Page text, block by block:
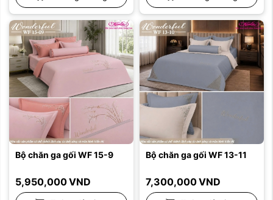
Bộ chăn ga gối WF 15-9
5,950,000VND
Bộ chăn ga gối WF 13-11
7,300,000VND